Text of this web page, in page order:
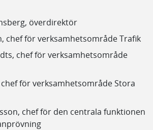
överdirektör
chef för verksamhetsområde Trafik
chef för verksamhetsområde
för verksamhetsområde Stora
chef för den centrala funktionen